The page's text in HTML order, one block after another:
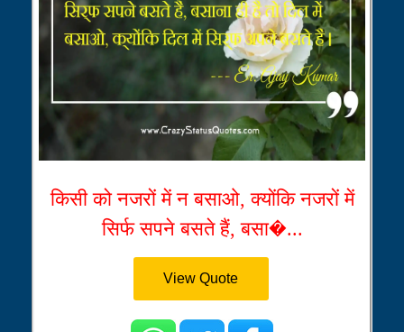
किसी को नजरों में न बसाओ, क्योंकि नजरों में
सिर्फ सपने बसते हैं, बसा�...
View Quote